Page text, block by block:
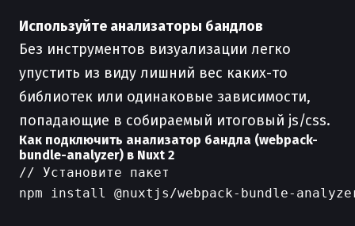
Используйте анализаторы бандлов
Без инструментов визуализации легко
упустить из виду лишний вес каких-то
библиотек или одинаковые зависимости,
попадающие в собираемый итоговый js/css.
Как подключить анализатор бандла (webpack-
bundle-analyzer) в Nuxt 2
// Установите пакет
npm install @nuxtjs/webpack-bundle-